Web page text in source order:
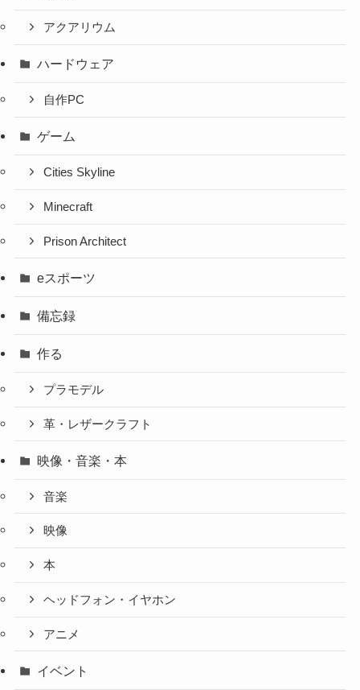
アクアリウム
ハードウェア
自作PC
ゲーム
Cities Skyline
Minecraft
Prison Architect
eスポーツ
備忘録
作る
プラモデル
革・レザークラフト
映像・音楽・本
音楽
映像
本
ヘッドフォン・イヤホン
アニメ
イベント